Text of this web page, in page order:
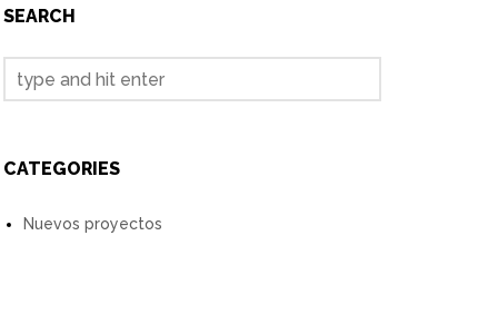
SEARCH
CATEGORIES
Nuevos proyectos